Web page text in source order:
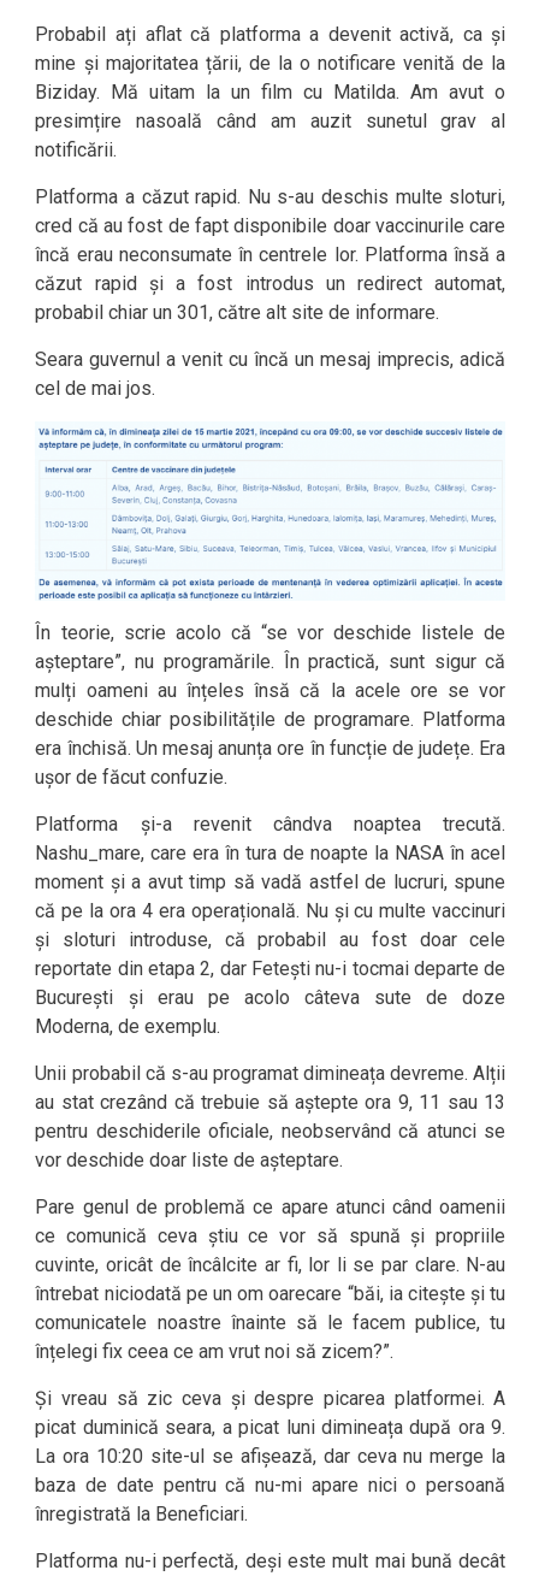
Probabil ați aflat că platforma a devenit activă, ca și
mine și majoritatea țării, de la o notificare venită de la
Biziday. Mă uitam la un film cu Matilda. Am avut o
presimțire nasoală când am auzit sunetul grav al
notificării.
Platforma a căzut rapid. Nu s-au deschis multe sloturi,
cred că au fost de fapt disponibile doar vaccinurile care
încă erau neconsumate în centrele lor. Platforma însă a
căzut rapid și a fost introdus un redirect automat,
probabil chiar un 301, către alt site de informare.
Seara guvernul a venit cu încă un mesaj imprecis, adică
cel de mai jos.
În teorie, scrie acolo că “se vor deschide listele de
așteptare”, nu programările. În practică, sunt sigur că
mulți oameni au înțeles însă că la acele ore se vor
deschide chiar posibilitățile de programare. Platforma
era închisă. Un mesaj anunța ore în funcție de județe. Era
ușor de făcut confuzie.
Platforma și-a revenit cândva noaptea trecută.
Nashu_mare, care era în tura de noapte la NASA în acel
moment și a avut timp să vadă astfel de lucruri, spune
că pe la ora 4 era operațională. Nu și cu multe vaccinuri
și sloturi introduse, că probabil au fost doar cele
reportate din etapa 2, dar Fetești nu-i tocmai departe de
București și erau pe acolo câteva sute de doze
Moderna, de exemplu.
Unii probabil că s-au programat dimineața devreme. Alții
au stat crezând că trebuie să aștepte ora 9, 11 sau 13
pentru deschiderile oficiale, neobservând că atunci se
vor deschide doar liste de așteptare.
Pare genul de problemă ce apare atunci când oamenii
ce comunică ceva știu ce vor să spună și propriile
cuvinte, oricât de încâlcite ar fi, lor li se par clare. N-au
întrebat niciodată pe un om oarecare “băi, ia citește și tu
comunicatele noastre înainte să le facem publice, tu
înțelegi fix ceea ce am vrut noi să zicem?”.
Și vreau să zic ceva și despre picarea platformei. A
picat duminică seara, a picat luni dimineața după ora 9.
La ora 10:20 site-ul se afișează, dar ceva nu merge la
baza de date pentru că nu-mi apare nici o persoană
înregistrată la Beneficiari.
Platforma nu-i perfectă, deși este mult mai bună decât